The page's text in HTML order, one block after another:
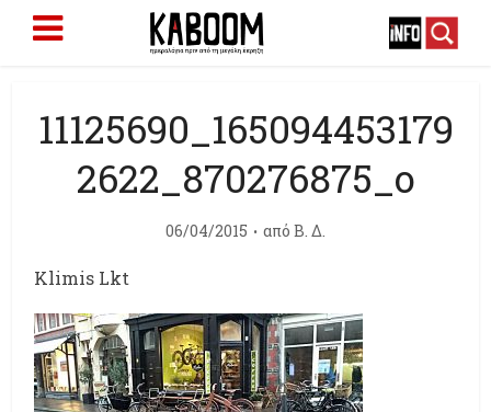
11125690_165094453179
2622_870276875_o
06/04/2015 από Β. Δ.
Klimis Lkt